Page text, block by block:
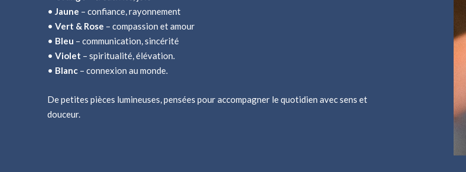
• Jaune – confiance, rayonnement
• Vert & Rose – compassion et amour
• Bleu – communication, sincérité
• Violet – spiritualité, élévation.
• Blanc – connexion au monde.
De petites pièces lumineuses, pensées pour accompagner le quotidien avec sens et
douceur.